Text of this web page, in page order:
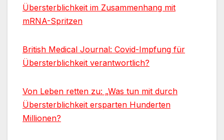
Übersterblichkeit im Zusammenhang mit
mRNA-Spritzen
British Medical Journal: Covid-Impfung für
Übersterblichkeit verantwortlich?
Von Leben retten zu: „Was tun mit durch
Übersterblichkeit ersparten Hunderten
Millionen?